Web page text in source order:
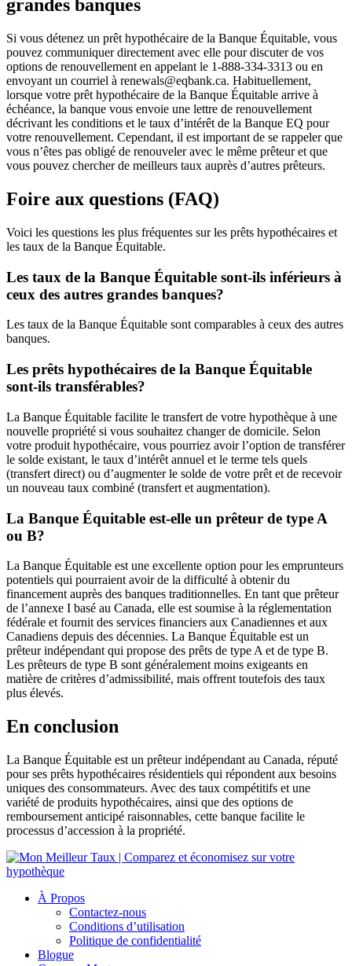
grandes banques
Si vous détenez un prêt hypothécaire de la Banque Équitable, vous
pouvez communiquer directement avec elle pour discuter de vos
options de renouvellement en appelant le 1-888-334-3313 ou en
envoyant un courriel à renewals@eqbank.ca. Habituellement,
lorsque votre prêt hypothécaire de la Banque Équitable arrive à
échéance, la banque vous envoie une lettre de renouvellement
décrivant les conditions et le taux d’intérêt de la Banque EQ pour
votre renouvellement. Cependant, il est important de se rappeler que
vous n’êtes pas obligé de renouveler avec le même prêteur et que
vous pouvez chercher de meilleurs taux auprès d’autres prêteurs.
Foire aux questions (FAQ)
Voici les questions les plus fréquentes sur les prêts hypothécaires et
les taux de la Banque Équitable.
Les taux de la Banque Équitable sont-ils inférieurs à
ceux des autres grandes banques?
Les taux de la Banque Équitable sont comparables à ceux des autres
banques.
Les prêts hypothécaires de la Banque Équitable
sont-ils transférables?
La Banque Équitable facilite le transfert de votre hypothèque à une
nouvelle propriété si vous souhaitez changer de domicile. Selon
votre produit hypothécaire, vous pourriez avoir l’option de transférer
le solde existant, le taux d’intérêt annuel et le terme tels quels
(transfert direct) ou d’augmenter le solde de votre prêt et de recevoir
un nouveau taux combiné (transfert et augmentation).
La Banque Équitable est-elle un prêteur de type A
ou B?
La Banque Équitable est une excellente option pour les emprunteurs
potentiels qui pourraient avoir de la difficulté à obtenir du
financement auprès des banques traditionnelles. En tant que prêteur
de l’annexe I basé au Canada, elle est soumise à la réglementation
fédérale et fournit des services financiers aux Canadiennes et aux
Canadiens depuis des décennies. La Banque Équitable est un
prêteur indépendant qui propose des prêts de type A et de type B.
Les prêteurs de type B sont généralement moins exigeants en
matière de critères d’admissibilité, mais offrent toutefois des taux
plus élevés.
En conclusion
La Banque Équitable est un prêteur indépendant au Canada, réputé
pour ses prêts hypothécaires résidentiels qui répondent aux besoins
uniques des consommateurs. Avec des taux compétitifs et une
variété de produits hypothécaires, ainsi que des options de
remboursement anticipé raisonnables, cette banque facilite le
processus d’accession à la propriété.
À Propos
Contactez-nous
Conditions d’utilisation
Politique de confidentialité
Blogue